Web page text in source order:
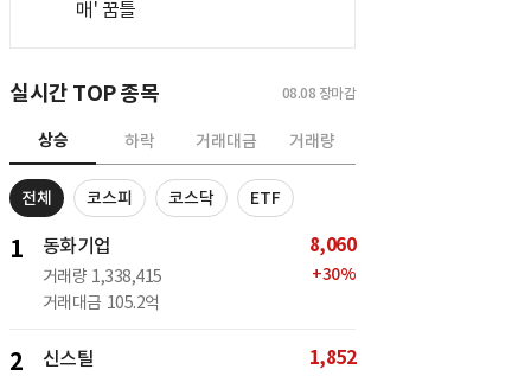
매' 꿈틀
실시간 TOP 종목 08.08 장마감
상승 하락 거래대금 거래량
전체 코스피 코스닥 ETF
1 동화기업
거래량 1,338,415
거래대금 105.2억
8,060
+30%
2 신스틸 1,852